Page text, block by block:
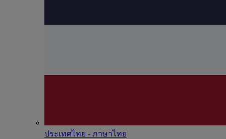
ประเทศไทย - ภาษาไทย